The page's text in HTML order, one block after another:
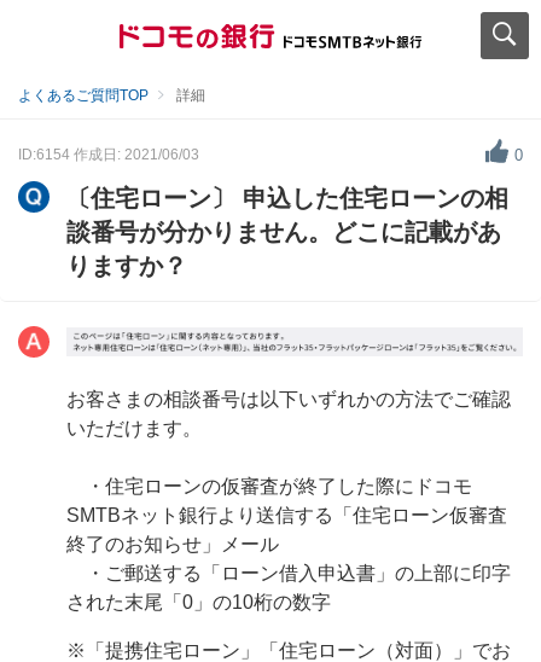
よくあるご質問TOP 詳細
ID:6154 作成日: 2021/06/03 0
〔住宅ローン〕 申込した住宅ローンの相
談番号が分かりません。どこに記載があ
りますか？
お客さまの相談番号は以下いずれかの方法でご確認
いただけます。
・住宅ローンの仮審査が終了した際にドコモ
SMTBネット銀行より送信する「住宅ローン仮審査
終了のお知らせ」メール
・ご郵送する「ローン借入申込書」の上部に印字
された末尾「0」の10桁の数字
※「提携住宅ローン」「住宅ローン（対面）」でお